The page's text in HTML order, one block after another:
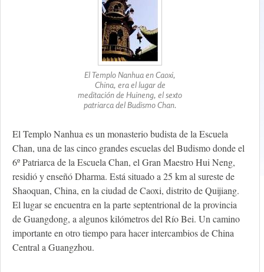
El Templo Nanhua en Caoxi,
China, era el lugar de
meditación de Huineng, el sexto
patriarca del Budismo Chan.
El Templo Nanhua es un monasterio budista de la Escuela
Chan, una de las cinco grandes escuelas del Budismo donde el
6º Patriarca de la Escuela Chan, el Gran Maestro Hui Neng,
residió y enseñó Dharma. Está situado a 25 km al sureste de
Shaoquan, China, en la ciudad de Caoxi, distrito de Quijiang.
El lugar se encuentra en la parte septentrional de la provincia
de Guangdong, a algunos kilómetros del Río Bei. Un camino
importante en otro tiempo para hacer intercambios de China
Central a Guangzhou.